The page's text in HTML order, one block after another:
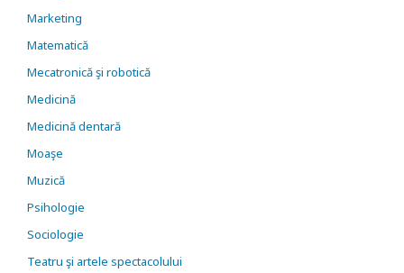
Marketing
Matematică
Mecatronică şi robotică
Medicină
Medicină dentară
Moaşe
Muzică
Psihologie
Sociologie
Teatru şi artele spectacolului